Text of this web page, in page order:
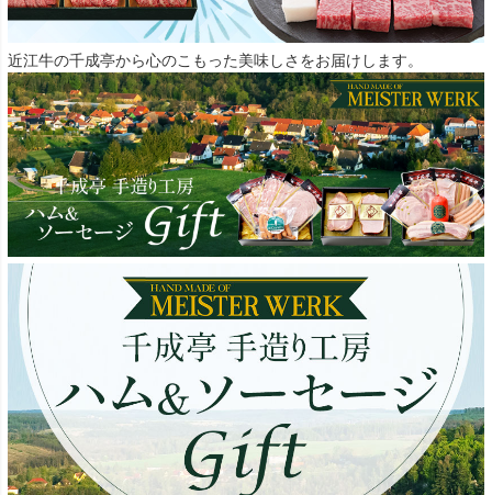
近江牛の千成亭から心のこもった美味しさをお届けします。